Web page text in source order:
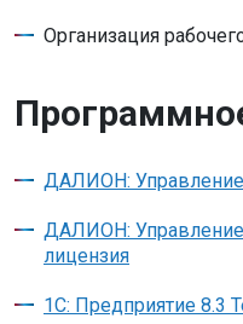
Организация
ДАЛИОН:
ДАЛИОН: Управление
лицензия
1C: Предприятие 8.3